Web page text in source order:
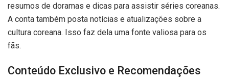
resumos de doramas e dicas para assistir séries coreanas.
A conta também posta notícias e atualizações sobre a
cultura coreana. Isso faz dela uma fonte valiosa para os
fãs.
Conteúdo Exclusivo e Recomendações